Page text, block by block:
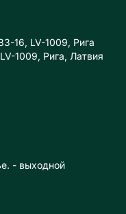
16, LV-1009, Рига
1009, Рига, Латвия
- выходной